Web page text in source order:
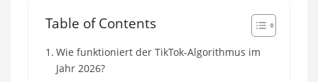
Table of Contents
Wie funktioniert der TikTok-Algorithmus im
Jahr 2026?